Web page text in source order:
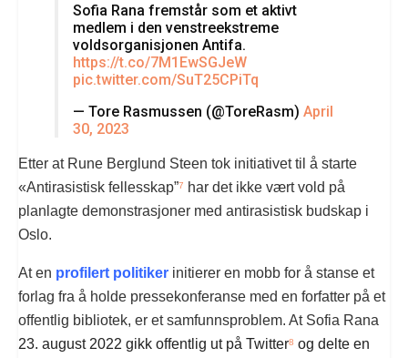
Sofia Rana fremstår som et aktivt
medlem i den venstreekstreme
voldsorganisjonen Antifa.
https://t.co/7M1EwSGJeW
pic.twitter.com/SuT25CPiTq
— Tore Rasmussen (@ToreRasm) April
30, 2023
Etter at Rune Berglund Steen tok initiativet til å starte
«Antirasistisk fellesskap”7
har det ikke vært vold på
planlagte demonstrasjoner med antirasistisk budskap i
Oslo.
At en profilert politiker initierer en mobb for å stanse et
forlag fra å holde pressekonferanse med en forfatter på et
offentlig bibliotek, er et samfunnsproblem. At Sofia Rana
23. august 2022 gikk offentlig ut på Twitter8 og delte en